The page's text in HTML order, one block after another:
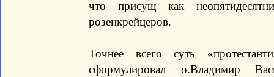
что присущ как
розенкрейцеров.
Точнее всего суть
сформулировал о.Владимир